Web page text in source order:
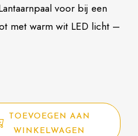
voor bij een
met warm wit LED licht –
TOEVOEGEN AAN
WINKELWAGEN